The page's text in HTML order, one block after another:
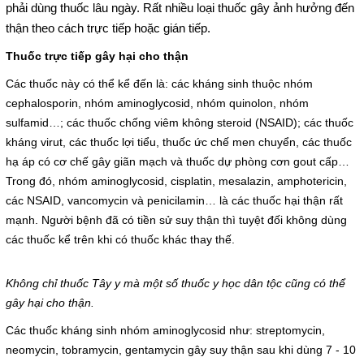
phải dùng thuốc lâu ngày. Rất nhiều loại thuốc gây ảnh hưởng đến
thận theo cách trực tiếp hoặc gián tiếp.
Thuốc trực tiếp gây hại cho thận
Các thuốc này có thể kể đến là: các kháng sinh thuộc nhóm
cephalosporin, nhóm aminoglycosid, nhóm quinolon, nhóm
sulfamid…; các thuốc chống viêm không steroid (NSAID); các thuốc
kháng virut, các thuốc lợi tiểu, thuốc ức chế men chuyển, các thuốc
hạ áp có cơ chế gây giãn mạch và thuốc dự phòng cơn gout cấp…
Trong đó, nhóm aminoglycosid, cisplatin, mesalazin, amphotericin,
các NSAID, vancomycin và penicilamin… là các thuốc hại thận rất
mạnh. Người bệnh đã có tiền sử suy thận thì tuyệt đối không dùng
các thuốc kể trên khi có thuốc khác thay thế.
Không chỉ thuốc Tây y mà một số thuốc y học dân tộc cũng có thể
gây hại cho thận.
Các thuốc kháng sinh nhóm aminoglycosid như: streptomycin,
neomycin, tobramycin, gentamycin gây suy thận sau khi dùng 7 - 10
Tổ chức bệnh viện
Hoạt động chuyên môn
Thông tin dược phẩm
Công tác xã hội
Hoạt động đoàn thể
Sơ đồ bệnh viện
Chuyên khoa
COPYRIGHT 2015. ALL RIGHTS RESERVED